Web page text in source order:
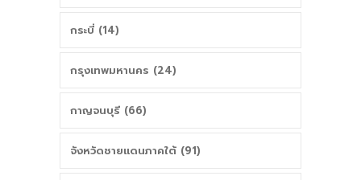
กระบี่ (14)
กรุงเทพมหานคร (24)
กาญจนบุรี (66)
จังหวัดชายแดนภาคใต้ (91)